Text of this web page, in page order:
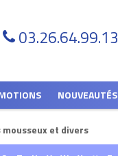
03.26.64.99.13
NOUVEAUTÉS
mousseux et divers